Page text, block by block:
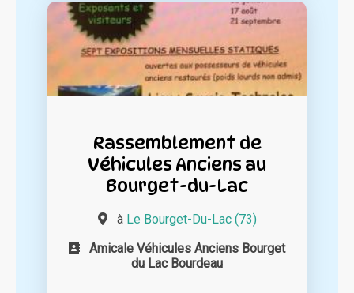
Rassemblement de
Véhicules Anciens au
Bourget-du-Lac
à Le Bourget-Du-Lac (73)
Amicale Véhicules Anciens Bourget
du Lac Bourdeau